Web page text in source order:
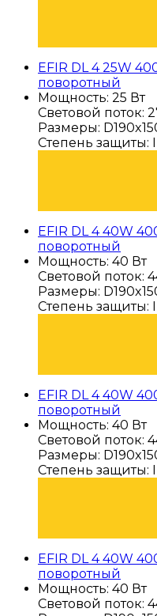
EFIR DL 4 25W
поворотный
Мощность: 25 Вт
Световой поток:
Размеры:
Степень защиты:
EFIR DL 4 40W
поворотный
Мощность: 40 Вт
Световой поток:
Размеры:
Степень защиты:
EFIR DL 4 40W
поворотный
Мощность: 40 Вт
Световой поток:
Размеры:
Степень защиты:
EFIR DL 4 40W
поворотный
Мощность: 40 Вт
Световой поток: